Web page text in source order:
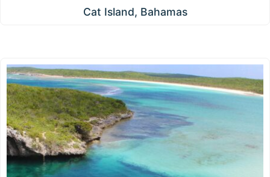
Cat Island, Bahamas